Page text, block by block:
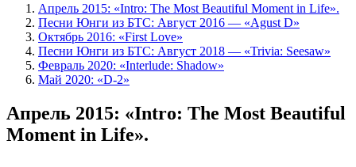
Апрель 2015: «Intro: The Most Beautiful Moment in Life».
Песни Юнги из БТС: Август 2016 — «Agust D»
Октябрь 2016: «First Love»
Песни Юнги из БТС: Август 2018 — «Trivia: Seesaw»
Февраль 2020: «Interlude: Shadow»
Май 2020: «D-2»
Апрель 2015: «Intro: The Most Beautiful
Moment in Life».